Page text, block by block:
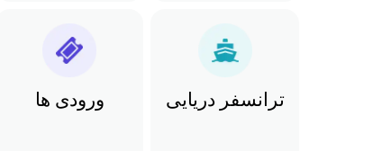
ترانسفر دریایی ورودی ها